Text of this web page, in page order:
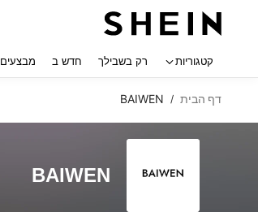
קטגוריות רק בשבילך חדש ב מבצעים
דף הבית /
BAIWEN
BAIWEN